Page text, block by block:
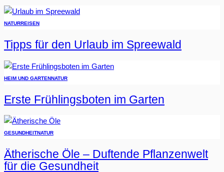
NATURREISEN
Tipps für den Urlaub im Spreewald
HEIM UND GARTENNATUR
Erste Frühlingsboten im Garten
GESUNDHEITNATUR
Ätherische Öle – Duftende Pflanzenwelt
für die Gesundheit